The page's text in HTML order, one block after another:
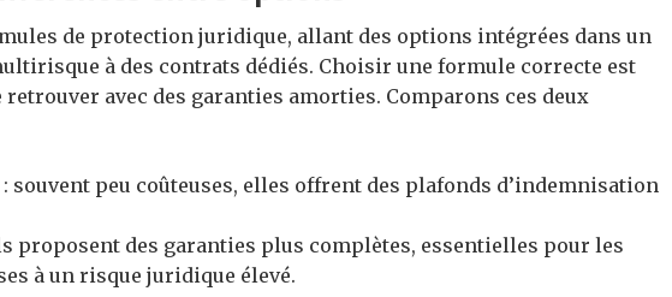
de protection juridique, allant des options intégrées dans un
à des contrats dédiés. Choisir une formule correcte est
avec des garanties amorties. Comparons ces deux
: souvent peu coûteuses, elles offrent des plafonds d’indemnisation
proposent des garanties plus complètes, essentielles pour les
à un risque juridique élevé.